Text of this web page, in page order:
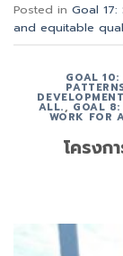
Posted in Goal
and equitable
GOAL
ALL., GOAL
WORK FOR
โครงก